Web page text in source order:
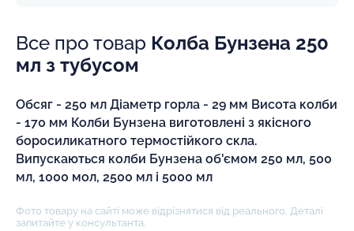
Все про товар Колба Бунзена 250
мл з тубусом
Обсяг - 250 мл Діаметр горла - 29 мм Висота колби
- 170 мм Колби Бунзена виготовлені з якісного
боросиликатного термостійкого скла.
Випускаються колби Бунзена об'ємом 250 мл, 500
мл, 1000 мол, 2500 мл і 5000 мл
Фото товару на сайті може відрізнятися від реального. Деталі
запитайте у консультанта.